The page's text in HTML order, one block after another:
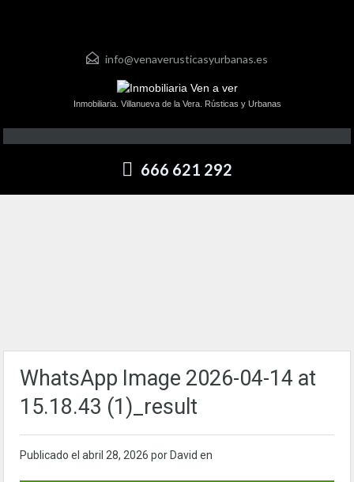
info@venaverusticasyurbanas.es
Inmobiliaria. Villanueva de la Vera. Rústicas y Urbanas
666 621 292
WhatsApp Image 2026-04-14 at
15.18.43 (1)_result
Publicado el abril 28, 2026 por David en